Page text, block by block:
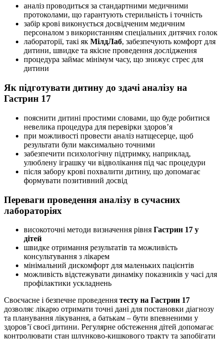
аналіз проводиться за стандартними медичними
протоколами, що гарантують стерильність і точність
забір крові виконується досвідченим медичним
персоналом з використанням спеціальних дитячих голок
лабораторії, такі як МілдЛаб, забезпечують комфорт для
дитини, швидке та якісне проведення дослідження
процедура займає мінімум часу, що знижує стрес для
дитини
Як підготувати дитину до здачі аналізу на
Гастрин 17
пояснити дитині простими словами, що буде робитися
невелика процедура для перевірки здоров’я
при можливості провести аналіз натщесерце, щоб
результати були максимально точними
забезпечити психологічну підтримку, наприклад,
улюблену іграшку чи відволікання під час процедури
після забору крові похвалити дитину, що допомагає
формувати позитивний досвід
Переваги проведення аналізу в сучасних
лабораторіях
високоточні методи визначення рівня Гастрин 17 у
дітей
швидке отримання результатів та можливість
консультування з лікарем
мінімальний дискомфорт для маленьких пацієнтів
можливість відстежувати динаміку показників у часі для
профілактики ускладнень
Своєчасне і безпечне проведення тесту на Гастрин 17
дозволяє лікарю отримати точні дані для постановки діагнозу
та планування лікування, а батькам – бути впевненими у
здоров’ї своєї дитини. Регулярне обстеження дітей допомагає
контролювати стан шлунково-кишкового тракту та запобігати